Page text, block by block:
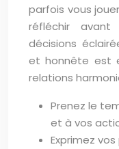
parfois vous
réfléchir
décisions
et honnête est
relations
Prenez le
et à vos
Exprimez